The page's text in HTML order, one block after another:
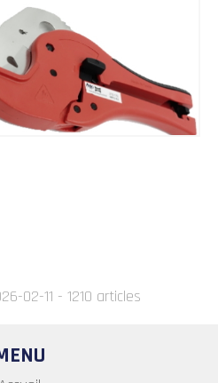
02-11 - 1210 articles